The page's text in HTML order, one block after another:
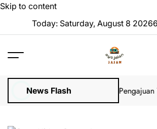
Skip to content
Today: Saturday, August 8 20266
News Flash
2025 Tanpa Stres Bantuan Pengajuan